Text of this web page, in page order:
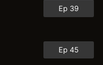
Ep 39
Ep 45